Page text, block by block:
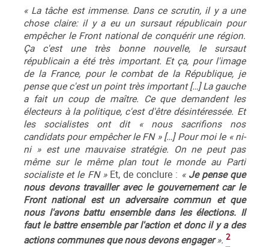
« La tâche est immense. Dans ce scrutin, il y a une
chose claire: il y a eu un sursaut républicain pour
empêcher le Front national de conquérir une région.
Ça c'est une très bonne nouvelle, le sursaut
républicain a été très important. Et ça, pour l'image
de la France, pour le combat de la République, je
pense que c'est un point très important […] La gauche
a fait un coup de maître. Ce que demandent les
électeurs à la politique, c'est d'être désintéressée. Et
les socialistes ont dit « nous sacrifions nos
candidats pour empêcher le FN » […] Pour moi le « ni-
ni » est une mauvaise stratégie. On ne peut pas
même sur le même plan tout le monde au Parti
socialiste et le FN » Et, de conclure : « Je pense que
nous devons travailler avec le gouvernement car le
Front national est un adversaire commun et que
nous l'avons battu ensemble dans les élections. Il
faut le battre ensemble par l'action et donc il y a des
actions communes que nous devons engager». 2